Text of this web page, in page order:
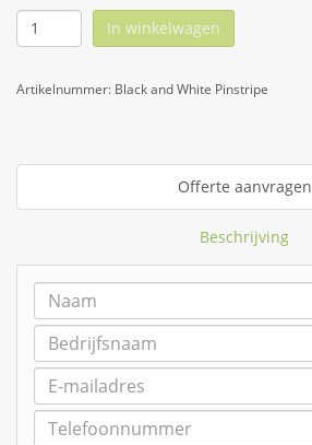
In winkelwagen
Artikelnummer: Black and White Pinstripe
Offerte aanvragen
Beschrijving